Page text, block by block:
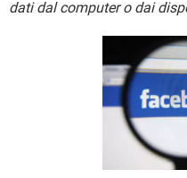
INSTAGRAM
dati dal computer o dai